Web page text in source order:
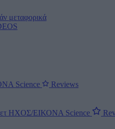
μεταφορικά
Science Reviews
ΗΧΟΣ/ΕΙΚΟΝΑ Science